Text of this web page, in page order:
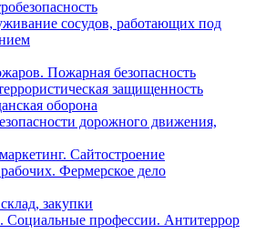
сосудов, работающих под
Пожарная безопасность
защищенность
оборона
дорожного движения,
Сайтостроение
Фермерское дело
закупки
Социальные профессии. Антитеррор